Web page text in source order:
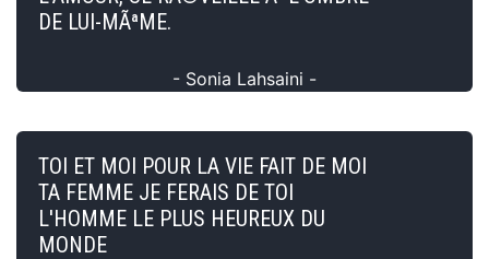
DE LUI-MÃªME.
- Sonia Lahsaini -
TOI ET MOI POUR LA VIE FAIT DE MOI
TA FEMME JE FERAIS DE TOI
L'HOMME LE PLUS HEUREUX DU
MONDE